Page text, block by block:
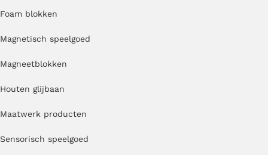
Foam blokken
Magnetisch speelgoed
Magneetblokken
Houten glijbaan
Maatwerk producten
Sensorisch speelgoed